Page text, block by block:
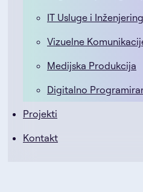
IT Usluge i Inženjering
Vizuelne
Medijska Produkcija
Digitalno
Projekti
Kontakt